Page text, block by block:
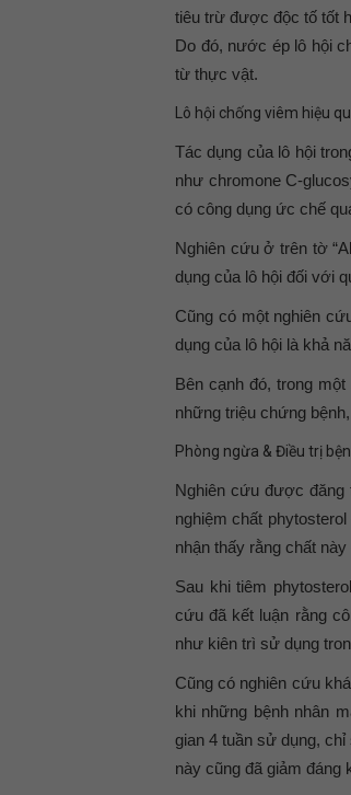
tiêu trừ được độc tố tốt
Do đó, nước ép lô hội
từ thực vật.
Lô hội chống viêm hiệu
Tác dụng của lô hội
như chromone C-
có công dụng ức chế
Nghiên cứu ở trên tờ
dụng của lô hội đối với
Cũng có một nghiên
dụng của lô hội là khả
Bên cạnh đó, trong
những triệu chứng
Phòng ngừa & Điều trị
Nghiên cứu được đăng
nghiệm chất
nhận thấy rằng chất
Sau khi tiêm
cứu đã kết luận rằng
như kiên trì sử dụng
Cũng có nghiên cứu
khi những bệnh nhân
gian 4 tuần sử dụng,
này cũng đã giảm đáng